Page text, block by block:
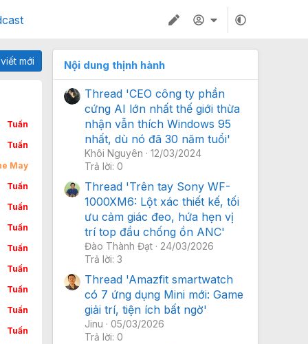
mới
Tuấn
Tuấn
May
Tuấn
Tuấn
Tuấn
Tuấn
Tuấn
Tuấn
Tuấn
Tuấn
Nội dung thịnh hành
Thread 'CEO công ty phần
cứng AI lớn nhất thế giới thừa
nhận vẫn thích Windows 95
nhất, dù nó đã 30 năm tuổi'
Khôi Nguyên
12/03/2024
Trả lời: 0
Thread 'Trên tay Sony WF-
1000XM6: Lột xác thiết kế, tối
ưu cảm giác đeo, hứa hẹn vị
trí top đầu chống ồn ANC'
Đào Thành Đạt
24/03/2026
Trả lời: 3
Thread 'Amazfit smartwatch
có 7 ứng dụng Mini mới: Game
giải trí, tiện ích bất ngờ'
Jinu
05/03/2026
Trả lời: 0